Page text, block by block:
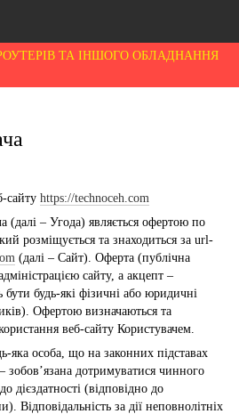
ТА ІНШОГО ОБЛАДНАННЯ
сайту https://technoceh.com
(далі – Угода) являється офертою по
розміщується та знаходиться за url-
(далі – Сайт). Оферта (публічна
сайту, а акцепт –
будь-які фізичні або юридичні
Офертою визначаються та
веб-сайту Користувачем.
яка особа, що на законних підставах
зобов’язана дотримуватися чинного
дієздатності (відповідно до
Відповідальність за дії неповнолітніх